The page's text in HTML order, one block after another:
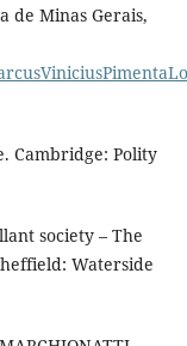
de Minas Gerais,
Cambridge: Polity
society – The
Waterside